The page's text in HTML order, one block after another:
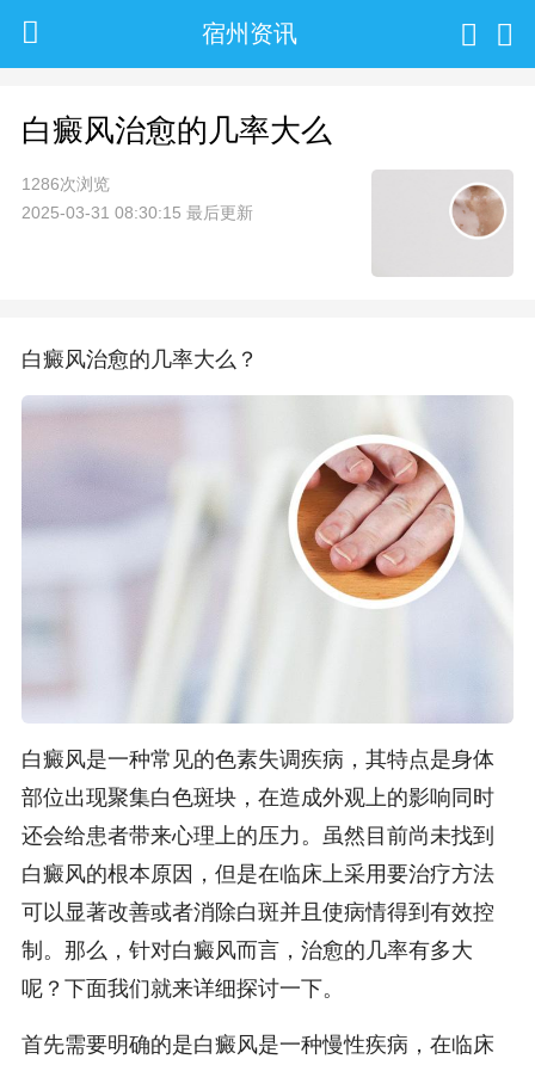
宿州资讯
白癜风治愈的几率大么
1286次浏览
2025-03-31 08:30:15 最后更新
白癜风治愈的几率大么？
白癜风是一种常见的色素失调疾病，其特点是身体
部位出现聚集白色斑块，在造成外观上的影响同时
还会给患者带来心理上的压力。虽然目前尚未找到
白癜风的根本原因，但是在临床上采用要治疗方法
可以显著改善或者消除白斑并且使病情得到有效控
制。那么，针对白癜风而言，治愈的几率有多大
呢？下面我们就来详细探讨一下。
首先需要明确的是白癜风是一种慢性疾病，在临床